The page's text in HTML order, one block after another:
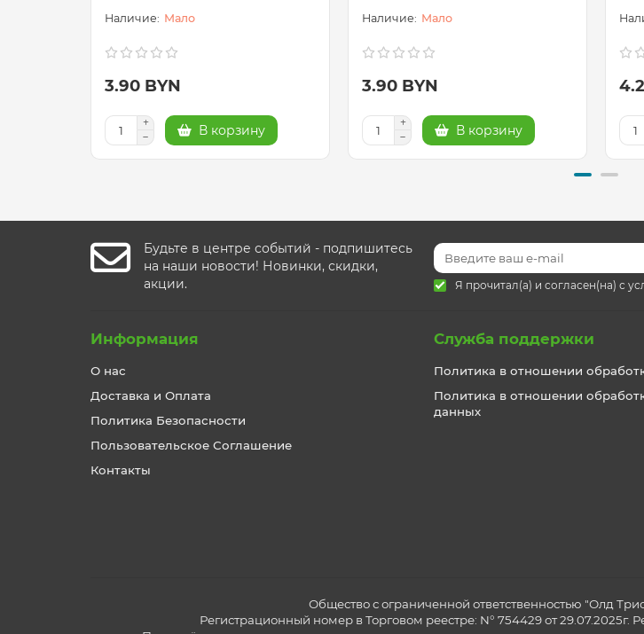
Мало
3.90 BYN
В корзину
Мало
3.90 BYN
В корзину
Будьте в центре событий - подпишитесь
на наши новости! Новинки, скидки,
акции.
Я прочитал(а) и согласен(на) с
Информация
О нас
Доставка и Оплата
Политика Безопасности
Пользовательское Соглашение
Контакты
Служба поддержки
Политика в отношении
Политика в отношении
данных
Общество с ограниченной ответственностью "Олд
Регистрационный номер в Торговом реестре: N° 754429 от 29.07.2025г.